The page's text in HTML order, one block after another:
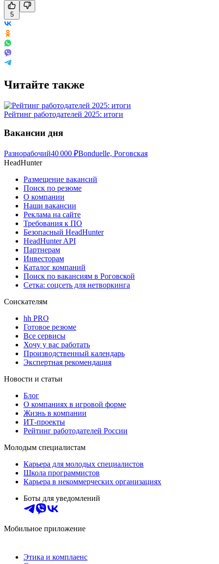
5
Читайте также
Рейтинг работодателей 2025: итоги
Вакансии дня
Разнорабочий40 000 ₽Bonduelle, Роговская
HeadHunter
Размещение вакансий
Поиск по резюме
О компании
Наши вакансии
Реклама на сайте
Требования к ПО
Безопасный HeadHunter
HeadHunter API
Партнерам
Инвесторам
Каталог компаний
Поиск по вакансиям в Роговской
Сетка: соцсеть для нетворкинга
Соискателям
hh PRO
Готовое резюме
Все сервисы
Хочу у вас работать
Производственный календарь
Экспертная рекомендация
Новости и статьи
Блог
О компаниях в игровой форме
Жизнь в компании
ИТ-проекты
Рейтинг работодателей России
Молодым специалистам
Карьера для молодых специалистов
Школа программистов
Карьера в некоммерческих организациях
Боты для уведомлений
Мобильное приложение
Этика и комплаенс